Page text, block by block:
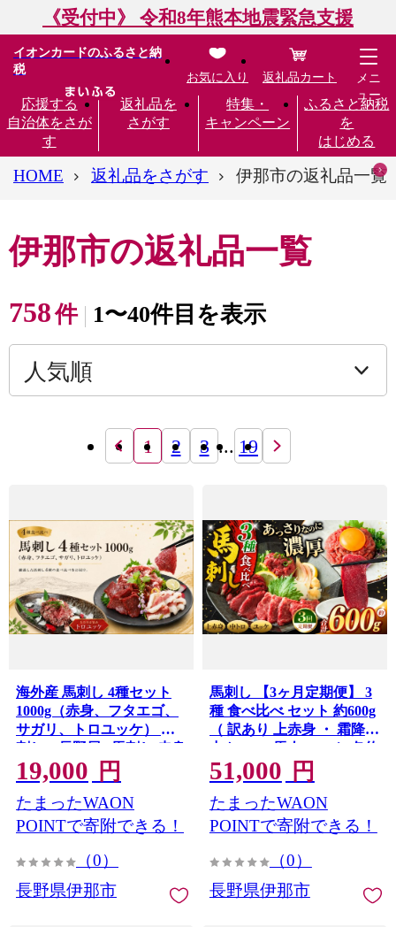
《受付中》 令和8年熊本地震緊急支援
イオンカードのふるさと納
税
応援する
自治体をさが
す
返礼品を
さがす
特集・
キャンペーン
ふるさと納税
を
はじめる
お気に入り 返礼品カート
メニ
ュー
HOME 返礼品をさがす 伊那市の返礼品一覧
伊那市の返礼品一覧
758件 1〜40件目を表示
1 2 3 ... 19
海外産 馬刺し 4種セット
1000g（赤身、フタエゴ、
サガリ、トロユッケ） 馬
刺しの長野屋 | 馬刺し 赤身
タレ付き 馬刺し 馬刺 長野
信州 馬肉 お肉 刺身 冷凍
真空パック 小分け 送料 無
料 伊那 信州【019-25】
19,000 円
たまったWAON
POINTで寄附できる！
（0）
長野県伊那市
馬刺し 【3ヶ月定期便】 3
種 食べ比べ セット 約600g
（ 訳あり 上赤身 ・ 霜降り
中トロ ・ 馬肉 ユッケ 各約
200g ） | 馬刺し 上赤身 霜
降り 中トロ 馬刺し 馬肉ユ
ッケ あっさり 馬刺 長野 信
州 濃い旨み 馬肉 お肉 刺身
信州【051-08】
51,000 円
たまったWAON
POINTで寄附できる！
（0）
長野県伊那市